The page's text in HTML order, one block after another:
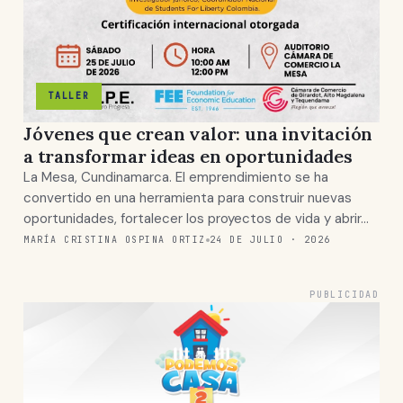
TALLER
Jóvenes que crean valor: una invitación
a transformar ideas en oportunidades
La Mesa, Cundinamarca. El emprendimiento se ha
convertido en una herramienta para construir nuevas
oportunidades, fortalecer los proyectos de vida y abrir…
MARÍA CRISTINA OSPINA ORTIZ 24 DE JULIO · 2026
PUBLICIDAD